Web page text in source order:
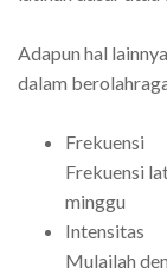
Adapun hal
dalam
Frekuensi
Frekuensi
minggu
Intensitas
Mulailah